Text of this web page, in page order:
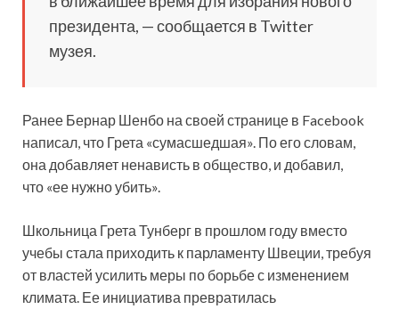
президента, — сообщается в Twitter
музея.
Ранее Бернар Шенбо на своей странице в Facebook
написал, что Грета «сумасшедшая». По его словам,
она добавляет ненависть в общество, и добавил,
что «ее нужно убить».
Школьница Грета Тунберг в прошлом году вместо
учебы стала приходить к парламенту Швеции, требуя
от властей усилить меры по борьбе с изменением
климата. Ее инициатива превратилась